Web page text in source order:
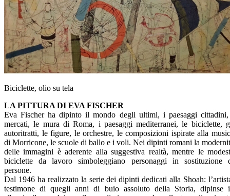
Biciclette, olio su tela
LA PITTURA DI EVA FISCHER
Eva Fischer ha dipinto il mondo degli ultimi, i paesaggi
mercati, le mura di Roma, i paesaggi mediterranei, le biciclette,
autoritratti, le figure, le orchestre, le composizioni ispirate alla
di Morricone, le scuole di ballo e i voli. Nei dipinti romani la
delle immagini è aderente alla suggestiva realtà, mentre le
biciclette da lavoro simboleggiano personaggi in sostituzione
persone.
Dal 1946 ha realizzato la serie dei dipinti dedicati alla Shoah:
testimone di quegli anni di buio assoluto della Storia, dipinse